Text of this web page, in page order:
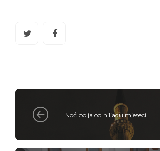
Noć bolja od hiljadu mjeseci